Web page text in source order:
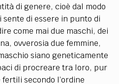
di genere, cioè dal modo
di essere in punto di
come mai due maschi, dei
ovverosia due femmine,
siano geneticamente
di procreare tra loro, pur
secondo l’ordine